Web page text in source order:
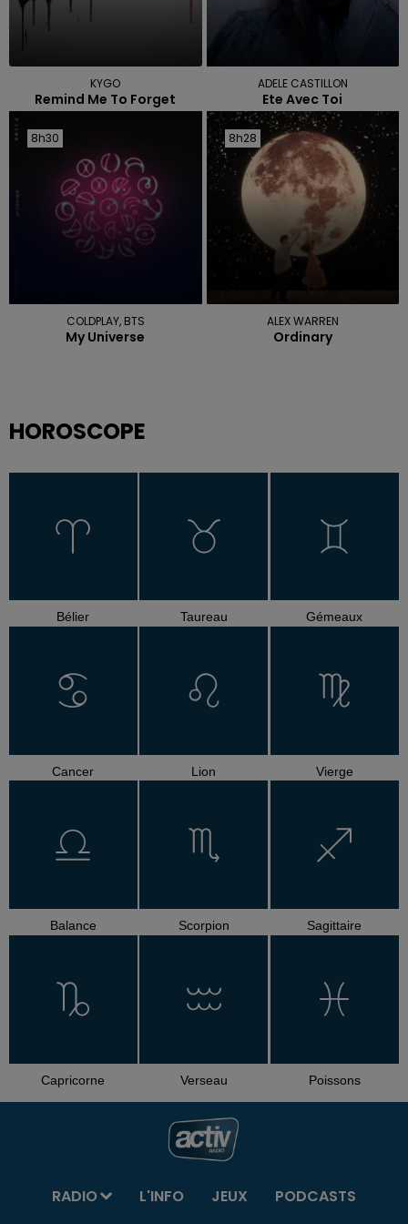
KYGO
Remind Me To Forget
ADELE CASTILLON
Ete Avec Toi
8h30
8h30
COLDPLAY, BTS
My Universe
8h28
8h28
ALEX WARREN
Ordinary
HOROSCOPE
Bélier Taureau Gémeaux
Cancer Lion Vierge
Balance Scorpion Sagittaire
Capricorne Verseau Poissons
RADIO L'INFO JEUX PODCASTS